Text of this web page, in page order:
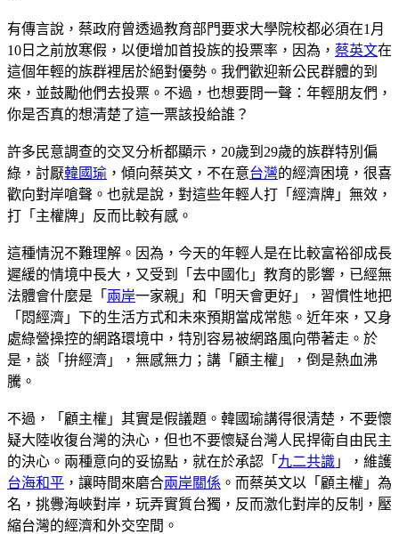
有傳言說，蔡政府曾透過教育部門要求大學院校都必須在1月
10日之前放寒假，以便增加首投族的投票率，因為， 蔡英文在
這個年輕的族群裡居於絕對優勢。我們歡迎新公民群體的到
來，並鼓勵他們去投票。不過，也想要問一聲：年輕朋友們，
你是否真的想清楚了這一票該投給誰？
許多民意調查的交叉分析都顯示，20歲到29歲的族群特別偏
綠，討厭韓國瑜 ，傾向蔡英文，不在意台灣的經濟困境，很喜
歡向對岸嗆聲。也就是說，對這些年輕人打「經濟牌」無效，
打「主權牌」反而比較有感。
這種情況不難理解。因為，今天的年輕人是在比較富裕卻成長
遲緩的情境中長大，又受到「去中國化」教育的影響，已經無
法體會什麼是「 兩岸一家親」和「明天會更好」，習慣性地把
「悶經濟」下的生活方式和未來預期當成常態。近年來，又身
處綠營操控的網路環境中，特別容易被網路風向帶著走。於
是，談「拚經濟」，無感無力；講「顧主權」，倒是熱血沸
騰。
不過，「顧主權」其實是假議題。韓國瑜講得很清楚，不要懷
疑大陸收復台灣的決心，但也不要懷疑台灣人民捍衛自由民主
的決心。兩種意向的妥協點，就在於承認「 九二共識 」，維護
台海和平 ，讓時間來磨合兩岸關係 。而蔡英文以「顧主權」為
名，挑釁海峽對岸，玩弄實質台獨，反而激化對岸的反制，壓
縮台灣的經濟和外交空間。